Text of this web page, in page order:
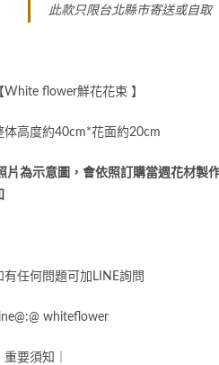
此款只限台北縣市寄送或自取
White flower鮮花花束 】
体高度約40cm*花面約20cm
片為示意圖，會依照訂購當週花材製
有任何問題可加 LINE詢問
whiteflower
重要須知｜